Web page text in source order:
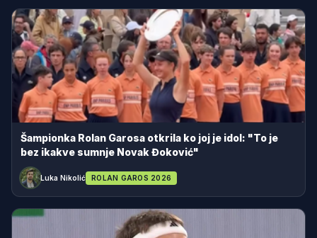
Šampionka Rolan Garosa otkrila ko joj je idol: "To je
bez ikakve sumnje Novak Đoković"
Luka Nikolić ROLAN GAROS 2026